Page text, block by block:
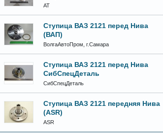
АТ
Ступица ВАЗ 2121 перед Нива
(ВАП)
ВолгаАвтоПром, г.Самара
Ступица ВАЗ 2121 перед Нива
СибСпецДеталь
СибСпецДеталь
Ступица ВАЗ 2121 передняя Нива
(ASR)
ASR